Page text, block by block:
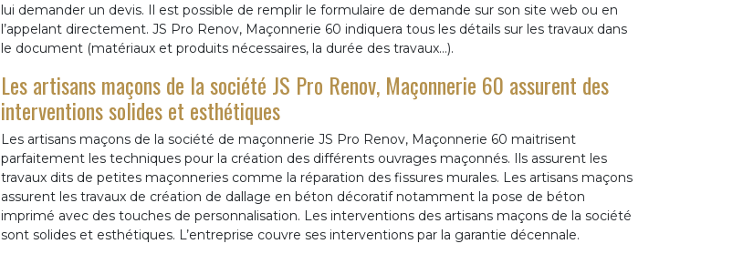
lui demander un devis. Il est possible de remplir le formulaire de demande sur son site web ou en
l’appelant directement. JS Pro Renov, Maçonnerie 60 indiquera tous les détails sur les travaux dans
le document (matériaux et produits nécessaires, la durée des travaux…).
Les artisans maçons de la société JS Pro Renov, Maçonnerie 60 assurent des
interventions solides et esthétiques
Les artisans maçons de la société de maçonnerie JS Pro Renov, Maçonnerie 60 maitrisent
parfaitement les techniques pour la création des différents ouvrages maçonnés. Ils assurent les
travaux dits de petites maçonneries comme la réparation des fissures murales. Les artisans maçons
assurent les travaux de création de dallage en béton décoratif notamment la pose de béton
imprimé avec des touches de personnalisation. Les interventions des artisans maçons de la société
sont solides et esthétiques. L’entreprise couvre ses interventions par la garantie décennale.